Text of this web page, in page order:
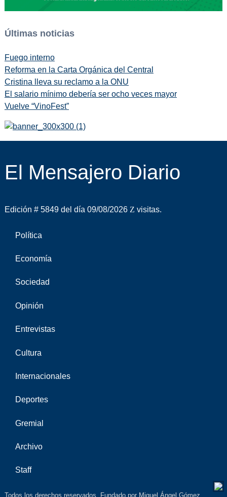
Últimas noticias
Fuego interno
Reforma en la Carta Orgánica del Central
Cristina lleva su reclamo a la ONU
El salario mínimo debería ser ocho veces mayor
Vuelve “VinoFest”
El Mensajero Diario
Edición # 5849 del día 09/08/2026 visitas.
Política
Economía
Sociedad
Opinión
Entrevistas
Cultura
Internacionales
Deportes
Gremial
Archivo
Staff
Todos los derechos reservados. Fundado por Miguel Ángel Gómez